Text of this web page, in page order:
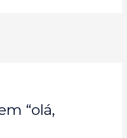
“olá,